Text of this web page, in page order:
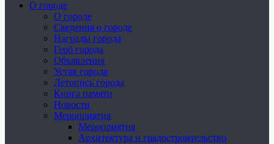
О городе
О городе
Сведения о городе
Награды города
Герб города
Объявления
Устав города
Летопись города
Книга памяти
Новости
Мероприятия
Мероприятия
Архитектура и градостроительство